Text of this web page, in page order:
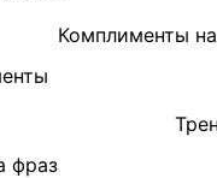
Комплименты
фраз